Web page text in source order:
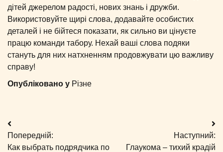
дітей джерелом радості, нових знань і дружби.
Використовуйте щирі слова, додавайте особистих
деталей і не бійтеся показати, як сильно ви цінуєте
працю команди табору. Нехай ваші слова подяки
стануть для них натхненням продовжувати цю важливу
справу!
Опубліковано у Різне
Навігація
записів
Попередній:
Как выбрать подрядчика по
Наступний:
Глаукома – тихий крадій